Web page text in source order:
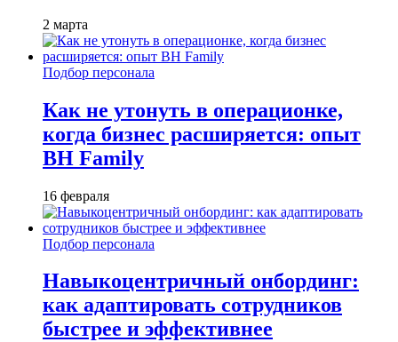
2 марта
Подбор персонала
Как не утонуть в операционке,
когда бизнес расширяется: опыт
BH Family
16 февраля
Подбор персонала
Навыкоцентричный онбординг:
как адаптировать сотрудников
быстрее и эффективнее